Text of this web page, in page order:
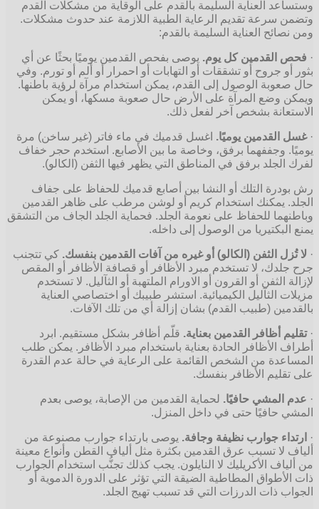
وستساعد العناية السليمة بالقدم على الوقاية من مشكلات القدم
وتضمن سرعة تقديم الرعاية الطبية اللازمة عند حدوث مشكلات.
ومن نصائح العناية السليمة بالقدم:
· فحص القدمين كل يوم. يوصى بفحص القدمين يوميًا بحثًا عن أي
بثور أو جروح أو تشققات أو التهابات أو احمرار أو ألم أو تورم. وفي
حال صعوبة الوصول إلى القدم، يمكن استخدام مرآة لرؤية باطنها.
ويمكن وضع المرآة على الأرض حال صعوبة مسكها، أو يمكن
الاستعانة بشخص آخر لفعل ذلك.
·غسل القدمين يوميًا. اغسل قدميك في ماء فاتر (غير ساخن) مرة
يوميًا. وجففهما برفق، وخاصة ما بين الأصابع. استخدم حجر خفاف
لفرك الجلد برفق في المناطق التي يظهر فيها الثفن (الكالو).
رش بودرة التلك أو النشا بين أصابع قدميك للحفاظ على جفاف
الجلد. يمكنك استخدام كريم أو لوشن مرطب على ظاهر القدمين
وباطنهما للحفاظ على نعومة الجلد. فحماية الجلد الجاف من التشقق
يمنع البكتيريا من الوصول إلى داخله.
· لا تُزل الثفن (الكالو) أو غيره من آفات القدمين بنفسك. كي تتجنب
جرح جلدك، لا تستخدم مبرد الأظافر أو قصافة الأظافر أو المقص
لإزالة الثفن أو القرون أو الاورام الملتهبة أو الثآليل. لا تستخدم
مزيلات الثآليل الكيميائية. استشر طبيبك أو اختصاصي العناية
بالقدمين (طبيب القدم) بشان إزالة أي من تلك الآفات.
·تقليم أظافر القدمين بعناية. قلّم أظافر بشكل مستقيم. ابرد
أطراف الأظافر الحادة بعناية باستخدام مبرد الأظافر. يمكن طلب
المساعدة من الشخص القائمة على الرعاية في حالة عدم القدرة
على تقليم الأظافر بنفسك.
· عدم المشي حافيًا. لحماية القدمين من الإصابة، يوصى بعدم
المشي حافيًا حتى في داخل المنزل.
· ارتداء جوارب نظيفة وجافة. يوصى بارتداء جوارب مصنوعة من
ألياف لا تسبب عرق القدمين بكثرة مثل ألياف القطن وأنواع معينة
من ألياف الأكريليك لا النايلون. يجب كذلك تجنُّب استخدام الجوارب
ذات الأطواق المطاطية الضيقة التي تؤثر على الدورة الدموية أو
الجواب ذات الدرزات التي قد تسبب تهيج الجلد.